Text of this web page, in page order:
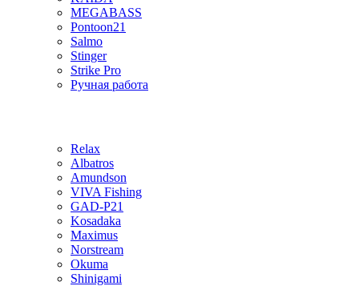
MEGABASS
Pontoon21
Salmo
Stinger
Strike Pro
Ручная работа
Relax
Albatros
Amundson
VIVA Fishing
GAD-P21
Kosadaka
Maximus
Norstream
Okuma
Shinigami